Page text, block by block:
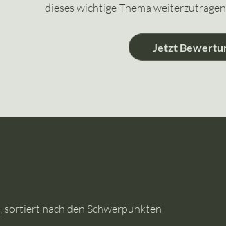
dieses wichtige Thema
Jetzt
nach den Schwerpunkten